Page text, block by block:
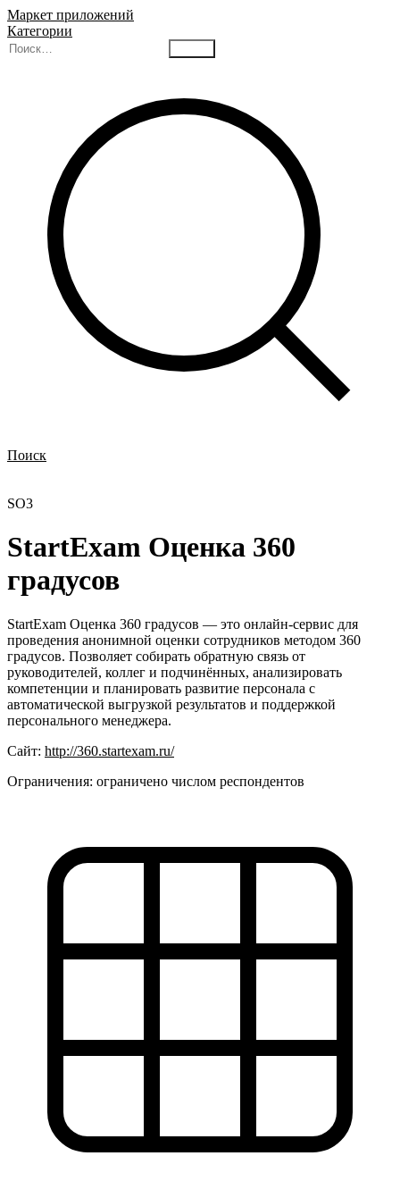
Маркет приложений
Категории
Поиск
SО3
StartExam Оценка 360
градусов
StartExam Оценка 360 градусов — это онлайн-сервис для
проведения анонимной оценки сотрудников методом 360
градусов. Позволяет собирать обратную связь от
руководителей, коллег и подчинённых, анализировать
компетенции и планировать развитие персонала с
автоматической выгрузкой результатов и поддержкой
персонального менеджера.
Сайт: http://360.startexam.ru/
Ограничения: ограничено числом респондентов